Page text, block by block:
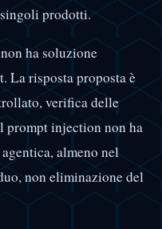
prodotti.
ha soluzione
La risposta proposta è
verifica delle
prompt injection non ha
almeno nel
non eliminazione del